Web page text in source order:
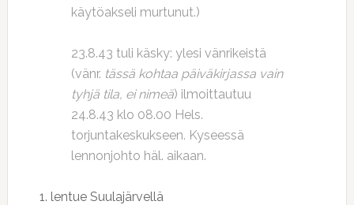
käytöakseli murtunut.)
23.8.43 tuli käsky: ylesi vänrikeistä
(vänr. tässä kohtaa päiväkirjassa vain
tyhjä tila, ei nimeä) ilmoittautuu
24.8.43 klo 08.00 Hels.
torjuntakeskukseen. Kyseessä
lennonjohto häl. aikaan.
1. lentue Suulajärvellä